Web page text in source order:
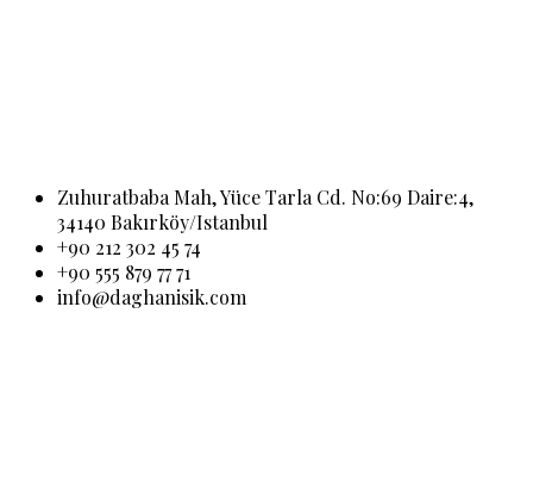
Zuhuratbaba Mah, Yüce Tarla Cd. No:69 Daire:4,
34140 Bakırköy/Istanbul
+90 212 302 45 74
+90 555 879 77 71
info@daghanisik.com